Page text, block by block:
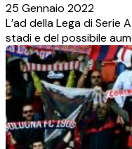
25 Gennaio 2022
L’ad della Lega di Serie
stadi e del possibile